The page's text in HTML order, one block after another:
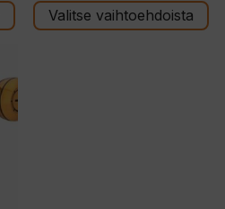
-
Valitse vaihtoehdoista